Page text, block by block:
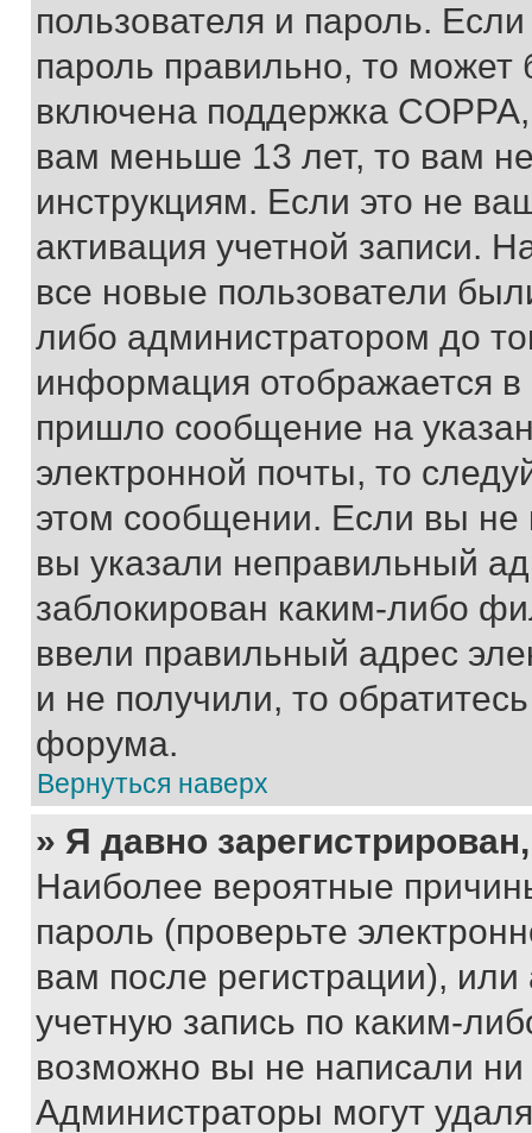
пользователя и пароль.
пароль правильно, то может
включена поддержка
вам меньше 13 лет, то вам
инструкциям. Если это не
активация учетной записи.
все новые пользователи
либо администратором до
информация отображается
пришло сообщение на
электронной почты, то
этом сообщении. Если вы
вы указали неправильный
заблокирован каким-либо
ввели правильный адрес
и не получили, то
форума.
Вернуться наверх
» Я давно
Наиболее вероятные
пароль (проверьте
вам после регистрации),
учетную запись по каким-
возможно вы не написали
Администраторы могут